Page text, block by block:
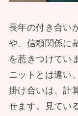
長年の付き合い
や、信頼関係に
を惹きつけてい
ニットとは違い
掛け合いは、計
せます。見てい